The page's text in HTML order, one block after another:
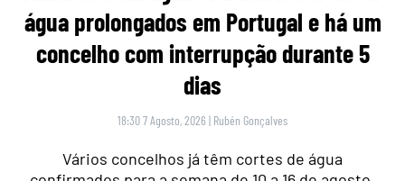
água prolongados em Portugal e há um
concelho com interrupção durante 5
dias
18:30 7 Agosto, 2026 | Rubén Gonçalves
Vários concelhos já têm cortes de água